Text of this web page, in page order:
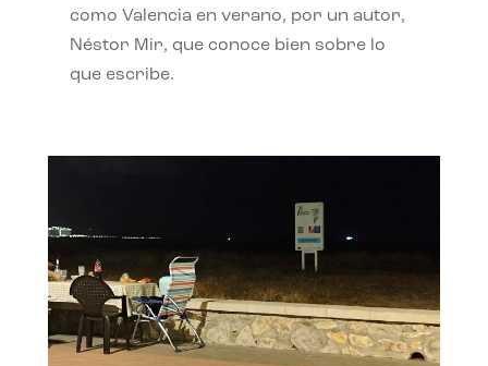
como Valencia en verano, por un autor,
Néstor Mir, que conoce bien sobre lo
que escribe.